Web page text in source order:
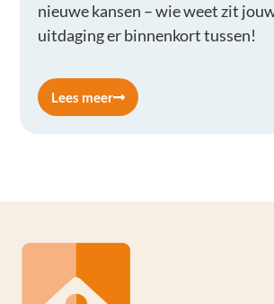
nieuwe kansen – wie weet zit
uitdaging er binnenkort tussen!
Lees meer